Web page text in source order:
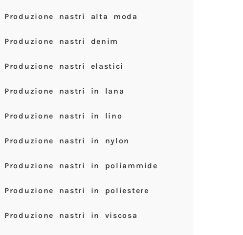
Produzione nastri alta moda
Produzione nastri denim
Produzione nastri elastici
Produzione nastri in lana
Produzione nastri in lino
Produzione nastri in nylon
Produzione nastri in poliammide
Produzione nastri in poliestere
Produzione nastri in viscosa